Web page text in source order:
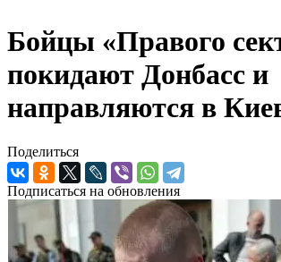
Бойцы «Правого
покидают Донбасс и
направляются в
Поделиться
Подписаться на обновления